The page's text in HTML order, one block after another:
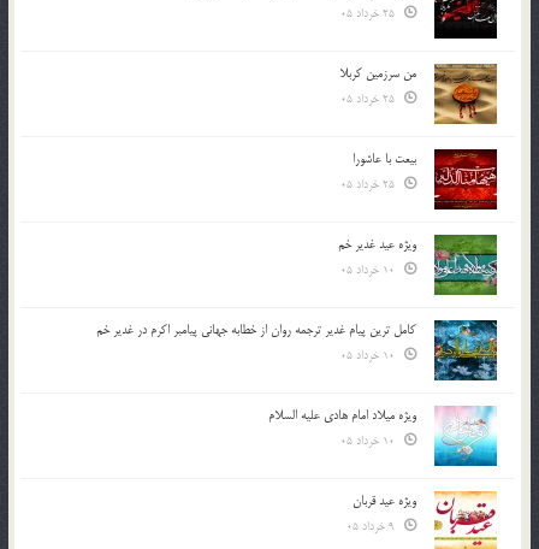
من سرزمین کربلا
بیعت با عاشورا
ویژه عید غدیر خم
کامل ترین پیام غدیر ترجمه روان از خطابه جهانی پیامبر اکرم در غدیر خم
ویژه میلاد امام هادی علیه السلام
ویژه عید قربان